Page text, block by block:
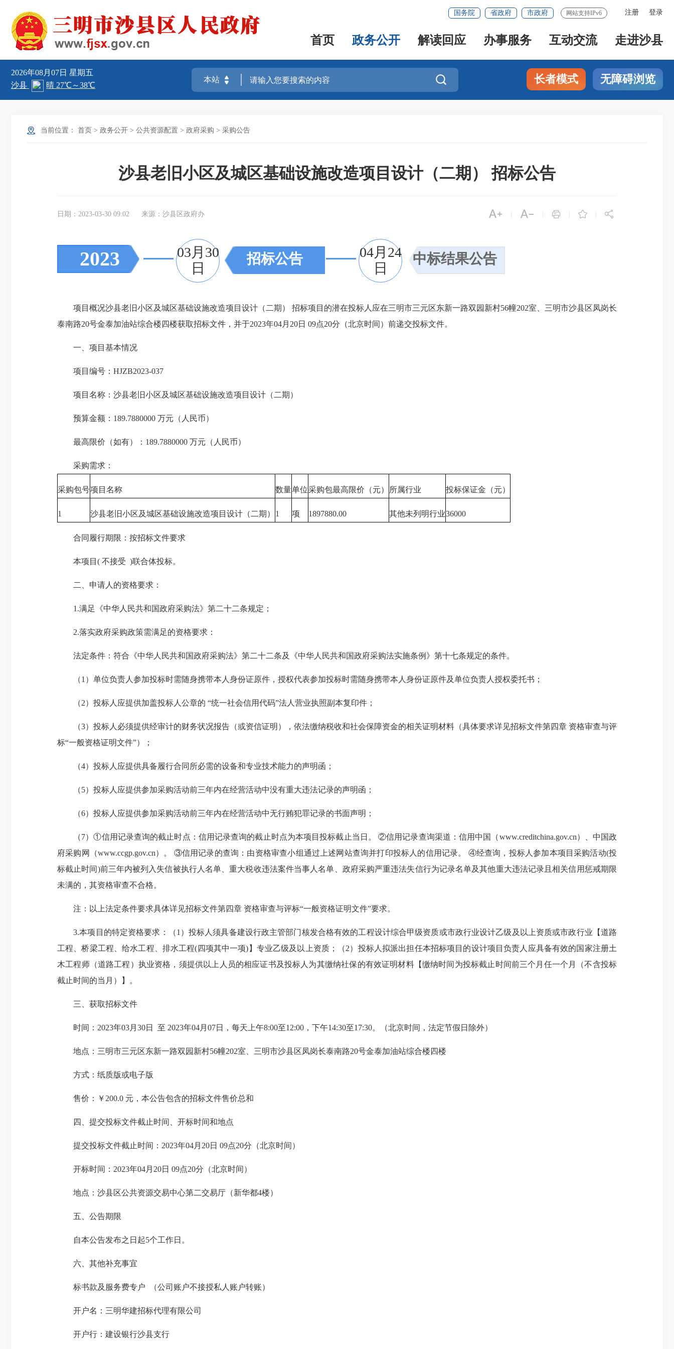
注册 登录
国务院 省政府 市政府 网站支持IPv6
首页 政务公开 解读回应 办事服务 互动交流 走进沙县
2026年08月07日 星期五
 长者模式 无障碍浏览
当前位置： 首页 > 政务公开 > 公共资源配置 > 政府采购 > 采购公告
沙县老旧小区及城区基础设施改造项目设计（二期） 招标公告
日期：2023-03-30 09:02 来源：沙县区政府办     
2023
03月30
日
招标公告
04月24
日
中标结果公告
项目概况沙县老旧小区及城区基础设施改造项目设计（二期） 招标项目的潜在投标人应在三明市三元区东新一路双园新村56幢202室、三明市沙县区凤岗长
泰南路20号金泰加油站综合楼四楼获取招标文件，并于2023年04月20日 09点20分（北京时间）前递交投标文件。
一、项目基本情况
项目编号：HJZB2023-037
项目名称：沙县老旧小区及城区基础设施改造项目设计（二期）
预算金额：189.7880000 万元（人民币）
最高限价（如有）：189.7880000 万元（人民币）
采购需求：
采购包号项目名称 数量单位采购包最高限价（元） 所属行业 投标保证金（元）
1 沙县老旧小区及城区基础设施改造项目设计（二期） 1 项 1897880.00 其他未列明行业36000
合同履行期限：按招标文件要求
本项目( 不接受 )联合体投标。
二、申请人的资格要求：
1.满足《中华人民共和国政府采购法》第二十二条规定；
2.落实政府采购政策需满足的资格要求：
法定条件：符合《中华人民共和国政府采购法》第二十二条及《中华人民共和国政府采购法实施条例》第十七条规定的条件。
（1）单位负责人参加投标时需随身携带本人身份证原件，授权代表参加投标时需随身携带本人身份证原件及单位负责人授权委托书；
（2）投标人应提供加盖投标人公章的 “统一社会信用代码”法人营业执照副本复印件；
（3）投标人必须提供经审计的财务状况报告（或资信证明），依法缴纳税收和社会保障资金的相关证明材料（具体要求详见招标文件第四章 资格审查与评
标“一般资格证明文件”）；
（4）投标人应提供具备履行合同所必需的设备和专业技术能力的声明函；
（5）投标人应提供参加采购活动前三年内在经营活动中没有重大违法记录的声明函；
（6）投标人应提供参加采购活动前三年内在经营活动中无行贿犯罪记录的书面声明；
（7）①信用记录查询的截止时点：信用记录查询的截止时点为本项目投标截止当日。 ②信用记录查询渠道：信用中国（www.creditchina.gov.cn）、中国政
府采购网（www.ccgp.gov.cn）。 ③信用记录的查询：由资格审查小组通过上述网站查询并打印投标人的信用记录。 ④经查询，投标人参加本项目采购活动(投
标截止时间)前三年内被列入失信被执行人名单、重大税收违法案件当事人名单、政府采购严重违法失信行为记录名单及其他重大违法记录且相关信用惩戒期限
未满的，其资格审查不合格。
注：以上法定条件要求具体详见招标文件第四章 资格审查与评标“一般资格证明文件”要求。
3.本项目的特定资格要求：（1）投标人须具备建设行政主管部门核发合格有效的工程设计综合甲级资质或市政行业设计乙级及以上资质或市政行业【道路
工程、桥梁工程、给水工程、排水工程(四项其中一项)】专业乙级及以上资质；（2）投标人拟派出担任本招标项目的设计项目负责人应具备有效的国家注册土
木工程师（道路工程）执业资格，须提供以上人员的相应证书及投标人为其缴纳社保的有效证明材料【缴纳时间为投标截止时间前三个月任一个月（不含投标
截止时间的当月）】。
三、获取招标文件
时间：2023年03月30日 至 2023年04月07日，每天上午8:00至12:00，下午14:30至17:30。（北京时间，法定节假日除外）
地点：三明市三元区东新一路双园新村56幢202室、三明市沙县区凤岗长泰南路20号金泰加油站综合楼四楼
方式：纸质版或电子版
售价：￥200.0 元，本公告包含的招标文件售价总和
四、提交投标文件截止时间、开标时间和地点
提交投标文件截止时间：2023年04月20日 09点20分（北京时间）
开标时间：2023年04月20日 09点20分（北京时间）
地点：沙县区公共资源交易中心第二交易厅（新华都4楼）
五、公告期限
自本公告发布之日起5个工作日。
六、其他补充事宜
标书款及服务费专户 （公司账户不接授私人账户转账）
开户名：三明华建招标代理有限公司
开户行：建设银行沙县支行